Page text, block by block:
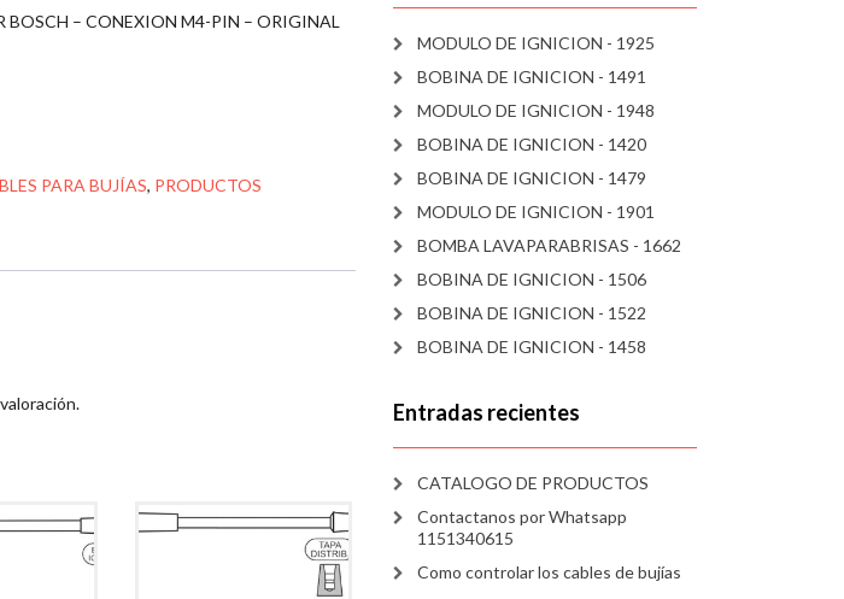
BOSCH – CONEXION M4-PIN – ORIGINAL
PARA BUJÍAS, PRODUCTOS
MODULO DE IGNICION - 1925
BOBINA DE IGNICION - 1491
MODULO DE IGNICION - 1948
BOBINA DE IGNICION - 1420
BOBINA DE IGNICION - 1479
MODULO DE IGNICION - 1901
BOMBA LAVAPARABRISAS - 1662
BOBINA DE IGNICION - 1506
BOBINA DE IGNICION - 1522
BOBINA DE IGNICION - 1458
Entradas recientes
CATALOGO DE PRODUCTOS
Contactanos por Whatsapp
1151340615
Como controlar los cables de bujías